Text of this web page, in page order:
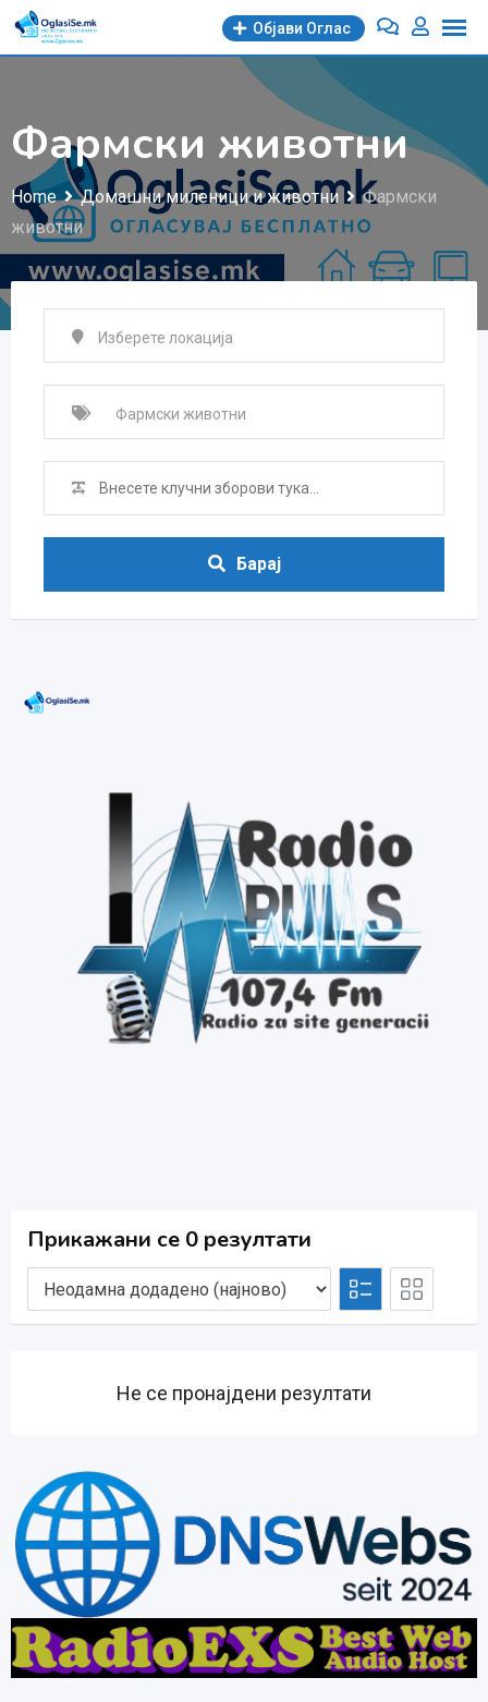
Skip
Објави Oглас
Фармски животни
Home Домашни миленици и животни
Фармски
животни
Барај
Прикажани се 0 резултати
Не се пронајдени резултати